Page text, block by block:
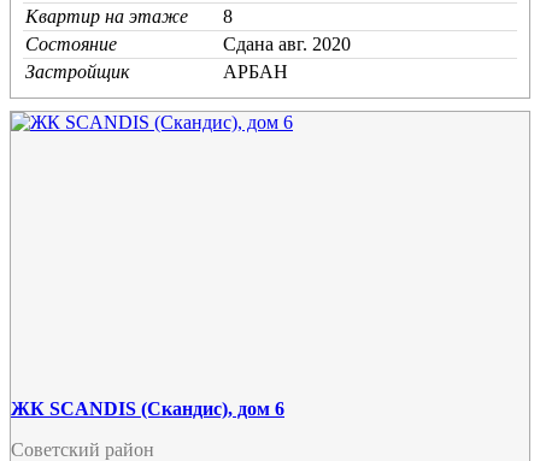
Квартир на этаже
8
Состояние
Cдана авг. 2020
Застройщик
АРБАН
ЖК SCANDIS (Скандис), дом 6
Советский район